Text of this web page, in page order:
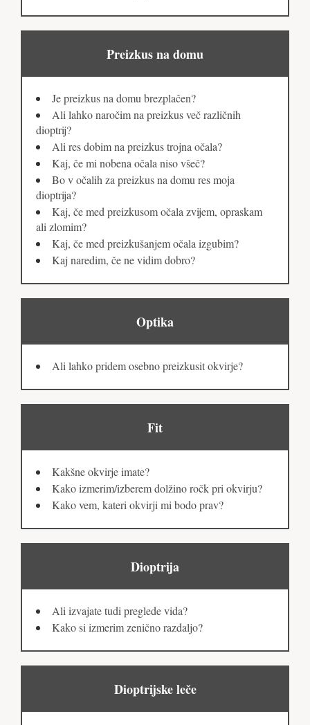
Preizkus na domu
Je preizkus na domu brezplačen?
Ali lahko naročim na preizkus več različnih
dioptrij?
Ali res dobim na preizkus trojna očala?
Kaj, če mi nobena očala niso všeč?
Bo v očalih za preizkus na domu res moja
dioptrija?
Kaj, če med preizkusom očala zvijem, opraskam
ali zlomim?
Kaj, če med preizkušanjem očala izgubim?
Kaj naredim, če ne vidim dobro?
Optika
Ali lahko pridem osebno preizkusit okvirje?
Fit
Kakšne okvirje imate?
Kako izmerim/izberem dolžino ročk pri okvirju?
Kako vem, kateri okvirji mi bodo prav?
Dioptrija
Ali izvajate tudi preglede vida?
Kako si izmerim zenično razdaljo?
Dioptrijske leče